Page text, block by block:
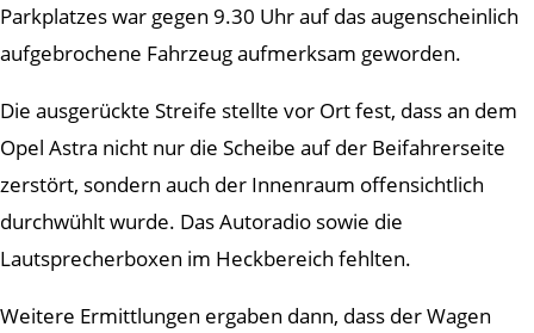
Parkplatzes war gegen 9.30 Uhr auf das augenscheinlich
aufgebrochene Fahrzeug aufmerksam geworden.
Die ausgerückte Streife stellte vor Ort fest, dass an dem
Opel Astra nicht nur die Scheibe auf der Beifahrerseite
zerstört, sondern auch der Innenraum offensichtlich
durchwühlt wurde. Das Autoradio sowie die
Lautsprecherboxen im Heckbereich fehlten.
Weitere Ermittlungen ergaben dann, dass der Wagen